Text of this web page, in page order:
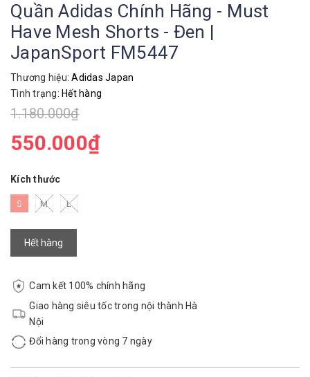
Quần Adidas Chính Hãng - Must
Have Mesh Shorts - Đen |
JapanSport FM5447
Thương hiệu: Adidas Japan
Tình trạng: Hết hàng
1.180.000₫
550.000₫
Kích thước
S M L
Hết hàng
Cam kết 100% chính hãng
Giao hàng siêu tốc trong nội thành Hà
Nội
Đổi hàng trong vòng 7 ngày